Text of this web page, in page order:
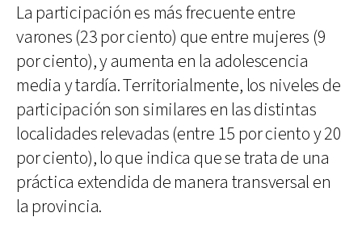
La participación es más frecuente entre
varones (23 por ciento) que entre mujeres (9
por ciento), y aumenta en la adolescencia
media y tardía. Territorialmente, los niveles de
participación son similares en las distintas
localidades relevadas (entre 15 por ciento y 20
por ciento), lo que indica que se trata de una
práctica extendida de manera transversal en
la provincia.